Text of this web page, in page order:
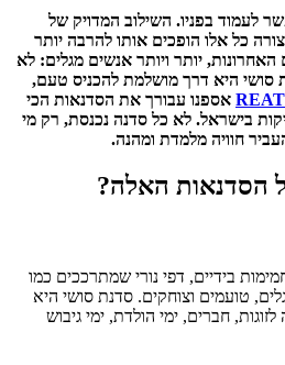
לעמוד בפניו. השילוב המדויק של
כל אלו הופכים אותו להרבה יותר
האחרונות, יותר ויותר אנשים מגלים: לא
סושי היא דרך מושלמת להכניס טעם,
אספנו עבורך את הסדנאות הכי
בישראל. לא כל סדנה נכנסת, רק מי
חוויה מלמדת ומהנה.
הסדנאות האלה?
בידיים, דפי נורי שמתרככים כמו
טועמים וצוחקים. סדנת סושי היא
חברים, ימי הולדת, ימי גיבוש